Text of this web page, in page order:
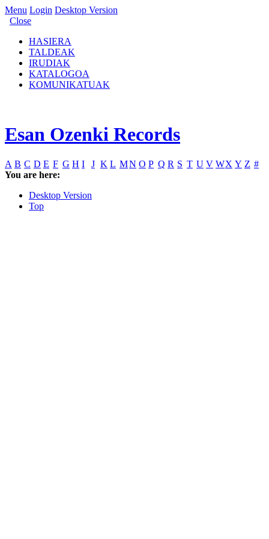
Menu Login Desktop Version
Close
HASIERA
TALDEAK
IRUDIAK
KATALOGOA
KOMUNIKATUAK
Esan Ozenki Records
A B C D E F G H I J K L MN O P Q R S T U V WX Y Z #
You are here:
Desktop Version
Top